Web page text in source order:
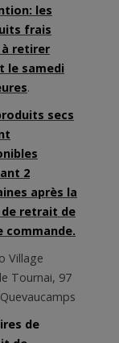
les
frais
retirer
le samedi
.
secs
2
après la
retrait de
commande.
Village
Tournai, 97
de